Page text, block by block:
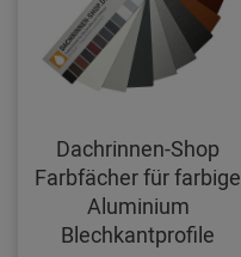
Dachrinnen-Shop
Farbfächer für farbige
Aluminium
Blechkantprofile